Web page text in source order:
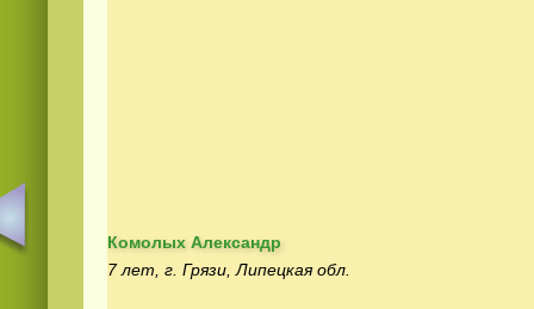
Комолых Александр
7 лет, г. Грязи, Липецкая обл.